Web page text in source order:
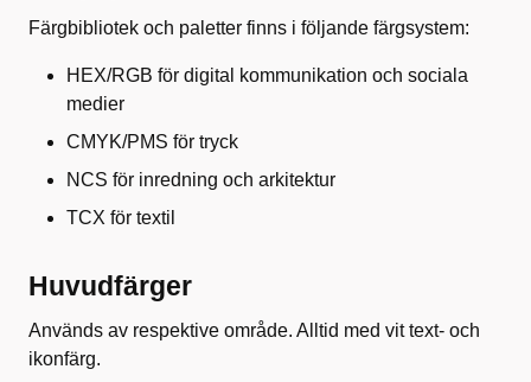
Färgbibliotek och paletter finns i följande färgsystem:
HEX/RGB för digital kommunikation och sociala
medier
CMYK/PMS för tryck
NCS för inredning och arkitektur
TCX för textil
Huvudfärger
Används av respektive område. Alltid med vit text- och
ikonfärg.